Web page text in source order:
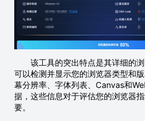
该工具的突出特点是其详细的浏
可以检测并显示您的浏览器类型和
幕分辨率、字体列表、Canvas和
据，这些信息对于评估您的浏览器
要。